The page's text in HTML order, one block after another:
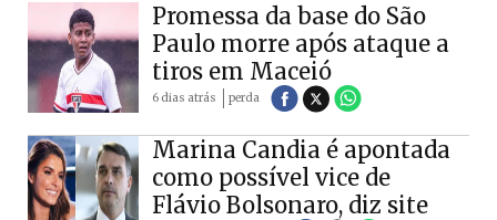
Promessa da base do São
Paulo morre após ataque a
tiros em Maceió
6 dias atrás perda
Marina Candia é apontada
como possível vice de
Flávio Bolsonaro, diz site